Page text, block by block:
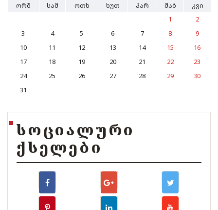
ᲝᲠᲨ
ᲡᲐᲛ ᲝᲗᲮ ᲮᲣᲗ ᲞᲐᲠ ᲨᲐᲑ
ᲙᲕᲘ
1
2
3
4 5 6 7 8
9
10
11 12 13 14 15
16
17
18 19 20 21 22
23
24
25 26 27 28 29
30
31
ᲡᲝᲪᲘᲐᲚᲣᲠᲘ
ᲥᲡᲔᲚᲔᲑᲘ